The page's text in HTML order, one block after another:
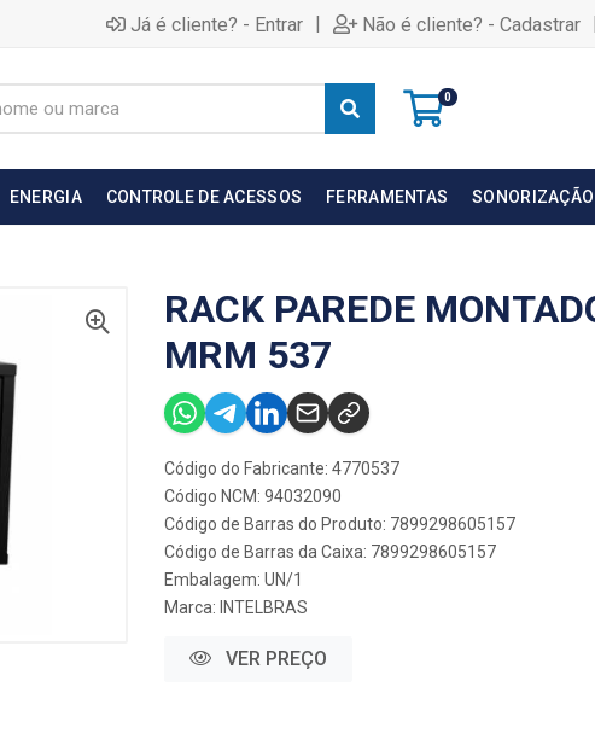
Já é cliente? - Entrar | Não é cliente? - Cadastrar |
0
ENERGIA CONTROLE DE ACESSOS FERRAMENTAS SONORIZAÇÃO
RACK PAREDE
MRM 537
Código do Fabricante: 4770537
Código NCM: 94032090
Código de Barras do Produto: 7899298605157
Código de Barras da Caixa: 7899298605157
Embalagem: UN/1
Marca: INTELBRAS
VER PREÇO